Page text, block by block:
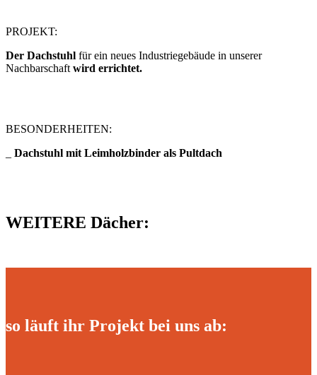
PROJEKT:
Der Dachstuhl für ein neues Industriegebäude in unserer
Nachbarschaft wird errichtet.
BESONDERHEITEN:
Dachstuhl mit Leimholzbinder als Pultdach
WEITERE Dächer:
so läuft ihr Projekt bei uns ab: